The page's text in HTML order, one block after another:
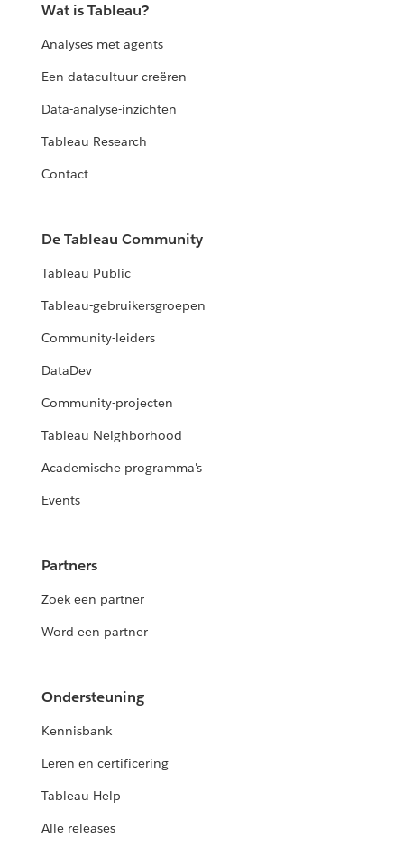
Wat is Tableau?
Analyses met agents
Een datacultuur creëren
Data-analyse-inzichten
Tableau Research
Contact
De Tableau Community
Tableau Public
Tableau-gebruikersgroepen
Community-leiders
DataDev
Community-projecten
Tableau Neighborhood
Academische programma's
Events
Partners
Zoek een partner
Word een partner
Ondersteuning
Kennisbank
Leren en certificering
Tableau Help
Alle releases